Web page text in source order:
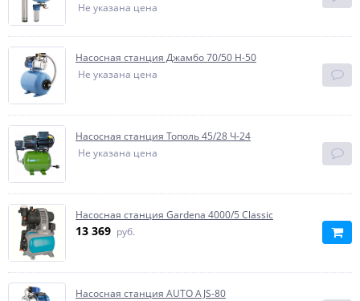
Не указана цена
Насосная станция Джамбо 70/50 Н-50
Не указана цена
Насосная станция Тополь 45/28 Ч-24
Не указана цена
Насосная станция Gardena 4000/5 Classic
13 369 руб.
Насосная станция AUTO AJS-80